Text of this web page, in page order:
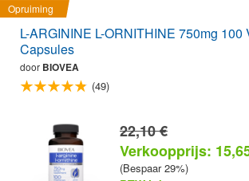
Opruiming
L-ARGININE L-ORNITHINE 750mg 100
Capsules
door BIOVEA
(49)
22,10 €
Verkoopprijs:
(Bespaar 29%)